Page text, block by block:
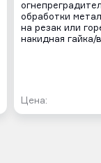
обработки
на резак или
накидная гайка/
Цена: